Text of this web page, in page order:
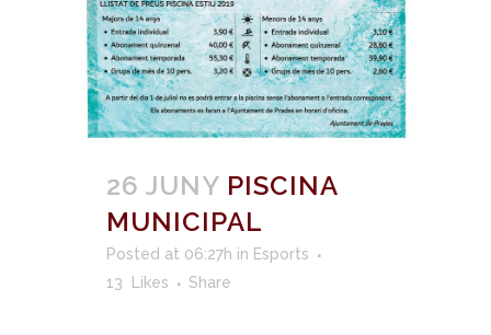
26 JUNY PISCINA
MUNICIPAL
Posted at 06:27h in Esports
13
Likes Share